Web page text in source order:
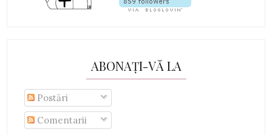
ABONAȚI-VĂ LA
Postări
Comentarii